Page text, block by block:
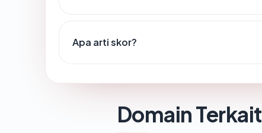
Apa arti skor?
Domain Terkait